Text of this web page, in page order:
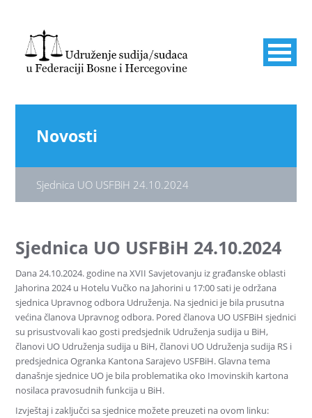
Novosti
Sjednica UO USFBiH 24.10.2024
Sjednica UO USFBiH 24.10.2024
Dana 24.10.2024. godine na XVII Savjetovanju iz građanske oblasti
Jahorina 2024 u Hotelu Vučko na Jahorini u 17:00 sati je održana
sjednica Upravnog odbora Udruženja. Na sjednici je bila prusutna
većina članova Upravnog odbora. Pored članova UO USFBiH sjednici
su prisustvovali kao gosti predsjednik Udruženja sudija u BiH,
članovi UO Udruženja sudija u BiH, članovi UO Udruženja sudija RS i
predsjednica Ogranka Kantona Sarajevo USFBiH. Glavna tema
današnje sjednice UO je bila problematika oko Imovinskih kartona
nosilaca pravosudnih funkcija u BiH.
Izvještaj i zaključci sa sjednice možete preuzeti na ovom linku: